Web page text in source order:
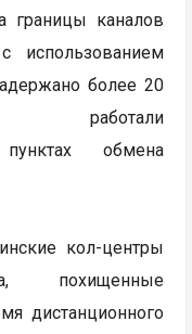
границы каналов
использованием
более 20
работали
обмена
кол-центры
похищенные
дистанционного